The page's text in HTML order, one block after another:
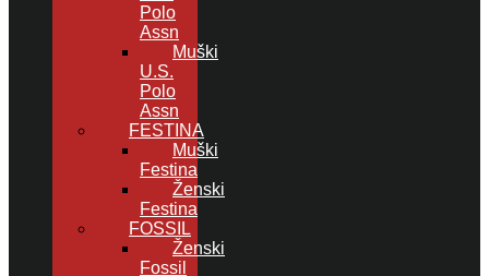
Polo
Assn
Muški
U.S.
Polo
Assn
FESTINA
Muški
Festina
Ženski
Festina
FOSSIL
Ženski
Fossil